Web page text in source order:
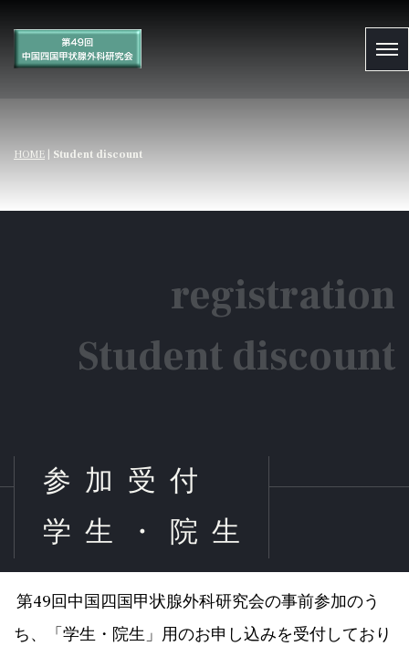
HOME | Student discount
registration
Student discount
参加受付
学生・院生
第49回中国四国甲状腺外科研究会の事前参加のう
ち、「学生・院生」用のお申し込みを受付しており